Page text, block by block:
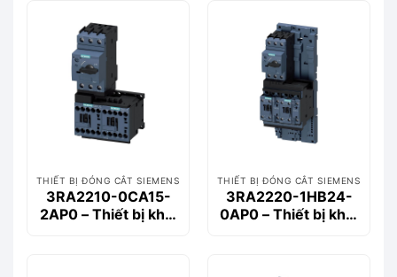
THIẾT BỊ ĐÓNG CẮT SIEMENS
3RA2210-0CA15-
2AP0 – Thiết bị khởi
THIẾT BỊ ĐÓNG CẮT SIEMENS
3RA2220-1HB24-
0AP0 – Thiết bị khởi